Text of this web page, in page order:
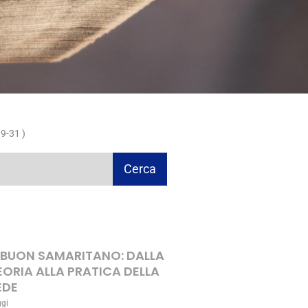
31 )
Cerca
SAMARITANO: DALLA
ALLA PRATICA DELLA